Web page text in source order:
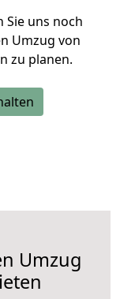
uns noch
Umzug von
zu planen.
Umzug